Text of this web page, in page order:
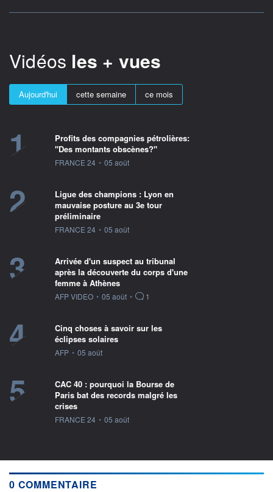
Vidéos les + vues
Aujourd'hui cette semaine ce mois
1
Profits des compagnies pétrolières:
"Des montants obscènes?"
information fournie par
FRANCE 24 • 05 août
2
Ligue des champions : Lyon en
mauvaise posture au 3e tour
préliminaire
information fournie par
FRANCE 24 • 05 août
3
Arrivée d'un suspect au tribunal
après la découverte du corps d'une
femme à Athènes
information fournie par
AFP VIDEO • 05 août • 1
4
Cinq choses à savoir sur les
éclipses solaires
information fournie par
AFP • 05 août
5
CAC 40 : pourquoi la Bourse de
Paris bat des records malgré les
crises
information fournie par
FRANCE 24 • 05 août
0 COMMENTAIRE